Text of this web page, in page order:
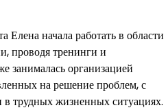
Елена начала работать в области
проводя тренинги и
занималась организацией
на решение проблем, с
трудных жизненных ситуациях.